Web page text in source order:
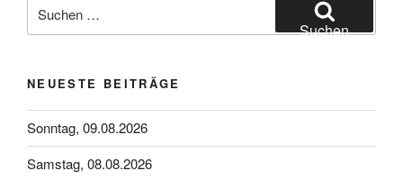
nach:
Suchen
NEUESTE BEITRÄGE
Sonntag, 09.08.2026
Samstag, 08.08.2026